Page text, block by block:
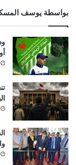
بواسطة يوسف